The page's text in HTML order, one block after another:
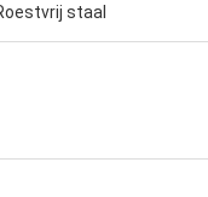
staal